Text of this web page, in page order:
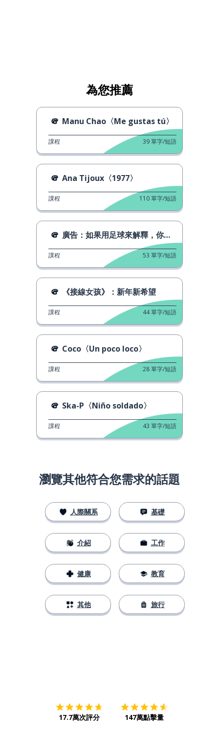
為您推薦
Manu Chao〈Me gustas tú〉
課程 39單字/短語
Ana Tijoux〈1977〉
課程 110單字/短語
廣告：如果用足球來解釋，你就會明白了
課程 53 單字/短語
《接線女孩》：新年新希望
課程 44單字/短語
Coco〈Un poco loco〉
課程 28單字/短語
Ska-P〈Niño soldado〉
課程 43 單字/短語
瀏覽其他符合您需求的話題
人際關系
介紹
健康
其他
基礎
工作
教育
旅行
17.7萬次評分 147萬點擊量